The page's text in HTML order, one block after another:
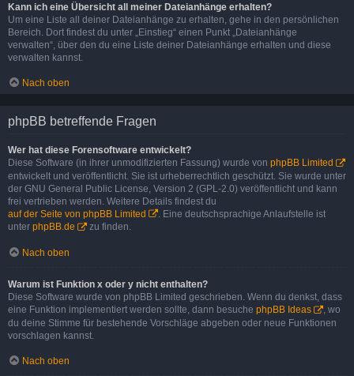
Kann ich eine Übersicht all meiner Dateianhänge erhalten?
Um eine Liste all deiner Dateianhänge zu erhalten, gehe in den persönlichen
Bereich. Dort findest du unter „Einstieg“ einen Punkt „Dateianhänge
verwalten“, über den du eine Liste deiner Dateianhänge erhalten und diese
verwalten kannst.
Nach oben
phpBB betreffende Fragen
Wer hat diese Forensoftware entwickelt?
Diese Software (in ihrer unmodifizierten Fassung) wurde von phpBB Limited
entwickelt und veröffentlicht. Sie ist urheberrechtlich geschützt. Sie wurde unter
der GNU General Public License, Version 2 (GPL-2.0) veröffentlicht und kann
frei vertrieben werden. Weitere Details findest du
auf der Seite von phpBB Limited
. Eine deutschsprachige Anlaufstelle ist
unter phpBB.de zu finden.
Nach oben
Warum ist Funktion x oder y nicht enthalten?
Diese Software wurde von phpBB Limited geschrieben. Wenn du denkst, dass
eine Funktion implementiert werden sollte, dann besuche phpBB Ideas
, wo
du deine Stimme für bestehende Vorschläge abgeben oder neue Funktionen
vorschlagen kannst.
Nach oben